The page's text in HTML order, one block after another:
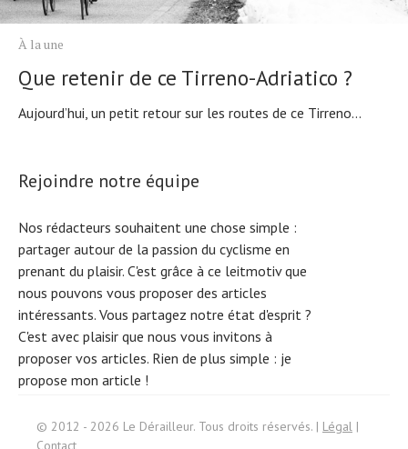
À la une
Que retenir de ce Tirreno-Adriatico ?
Aujourd’hui, un petit retour sur les routes de ce Tirreno...
Rejoindre notre équipe
Nos rédacteurs souhaitent une chose simple :
partager autour de la passion du cyclisme en
prenant du plaisir. C'est grâce à ce leitmotiv que
nous pouvons vous proposer des articles
intéressants. Vous partagez notre état d'esprit ?
C'est avec plaisir que nous vous invitons à
proposer vos articles. Rien de plus simple : je
propose mon article !
© 2012 - 2026 Le Dérailleur. Tous droits réservés. | Légal |
Contact
Search